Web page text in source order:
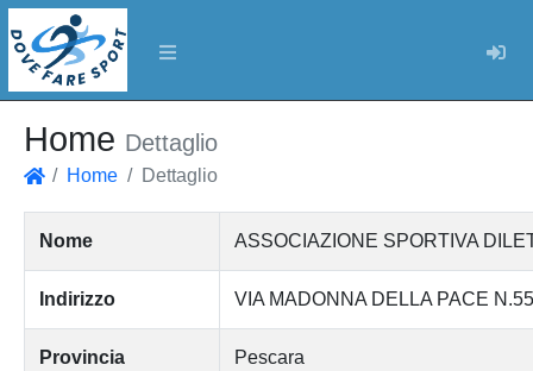
Home Dettaglio
Home Dettaglio
Nome ASSOCIAZIONE SPORTIVA
Indirizzo VIA MADONNA DELLA PACE N.55
Provincia Pescara